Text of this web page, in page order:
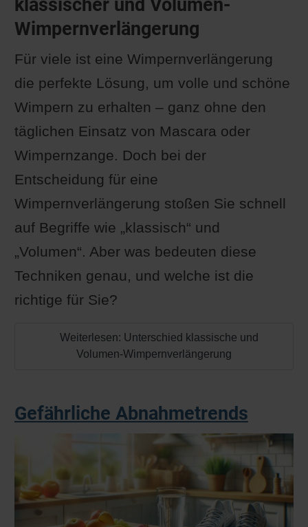
klassischer und Volumen-
Wimpernverlängerung
Für viele ist eine Wimpernverlängerung
die perfekte Lösung, um volle und schöne
Wimpern zu erhalten – ganz ohne den
täglichen Einsatz von Mascara oder
Wimpernzange. Doch bei der
Entscheidung für eine
Wimpernverlängerung stoßen Sie schnell
auf Begriffe wie „klassisch“ und
„Volumen“. Aber was bedeuten diese
Techniken genau, und welche ist die
richtige für Sie?
Weiterlesen: Unterschied klassische und
Volumen-Wimpernverlängerung
Gefährliche Abnahmetrends